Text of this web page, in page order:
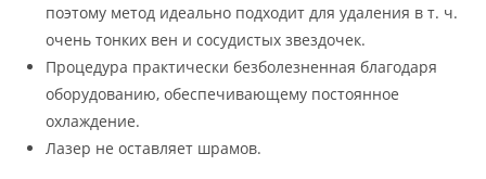
поэтому метод идеально подходит для удаления в т. ч.
очень тонких вен и сосудистых звездочек.
Процедура практически безболезненная благодаря
оборудованию, обеспечивающему постоянное
охлаждение.
Лазер не оставляет шрамов.